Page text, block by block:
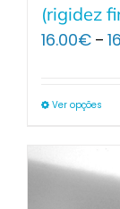
(rigidez
16.00€ –
Ver opções